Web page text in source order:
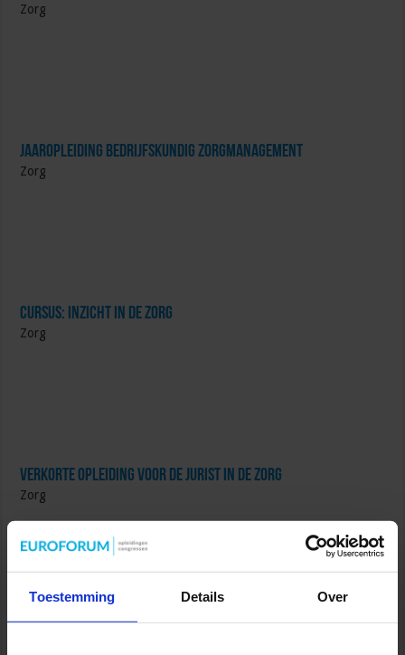
Toestemming Details Over
Zorg
Jaaropleiding Bedrijfskundig Zorgmanagement
Zorg
Cursus: Inzicht in de Zorg
Zorg
Verkorte opleiding voor de Jurist in de Zorg
Zorg